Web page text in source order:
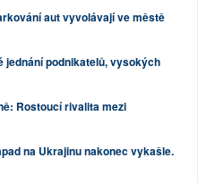
aut vyvolávají ve městě
jednání podnikatelů, vysokých
Rostoucí rivalita mezi
na Ukrajinu nakonec vykašle.